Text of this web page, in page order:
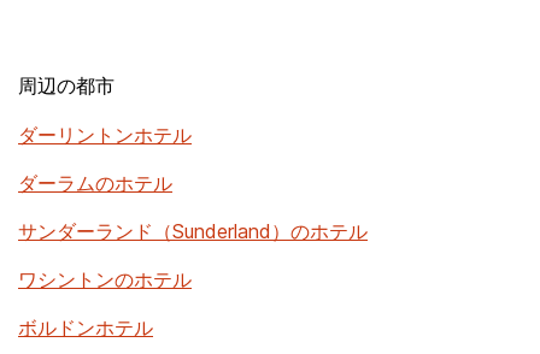
周辺の都市
ダーリントンホテル
ダーラムのホテル
サンダーランド（Sunderland）のホテル
ワシントンのホテル
ボルドンホテル